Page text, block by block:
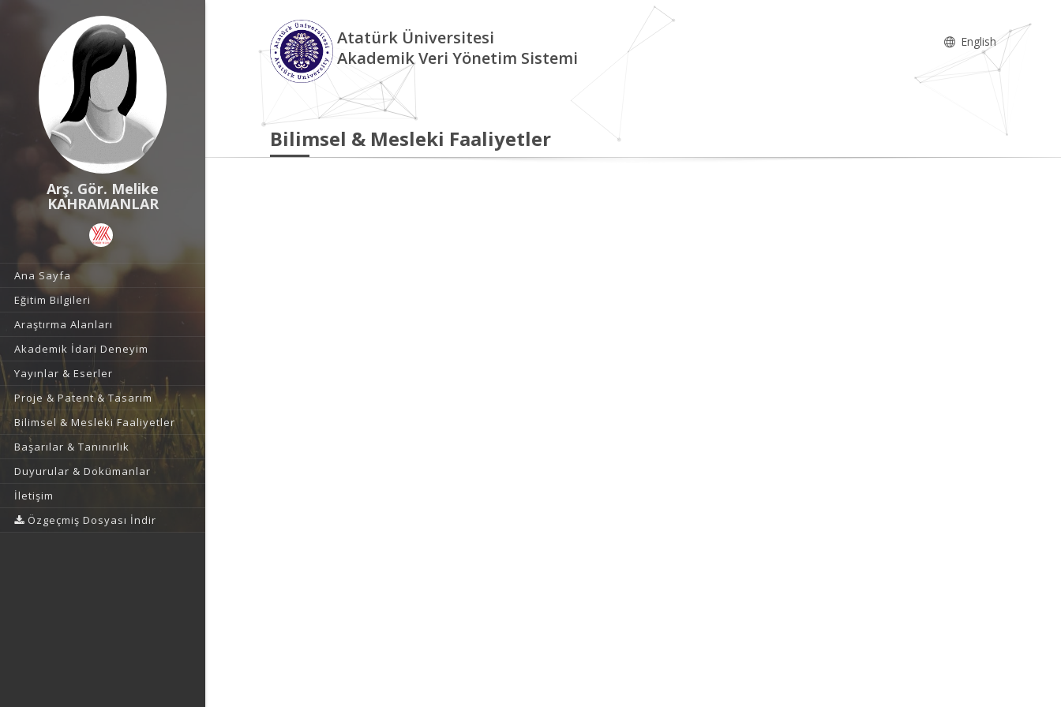
Arş. Gör. Melike
KAHRAMANLAR
Ana Sayfa
Eğitim Bilgileri
Araştırma Alanları
Akademik İdari Deneyim
Yayınlar & Eserler
Proje & Patent & Tasarım
Bilimsel & Mesleki Faaliyetler
Başarılar & Tanınırlık
Duyurular & Dokümanlar
İletişim
Özgeçmiş Dosyası İndir
Atatürk Üniversitesi
Akademik Veri Yönetim Sistemi
English
Bilimsel & Mesleki Faaliyetler